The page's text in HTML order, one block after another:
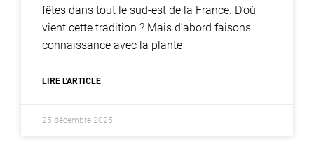
fêtes dans tout le sud-est de la France. D’où
vient cette tradition ? Mais d’abord faisons
connaissance avec la plante
LIRE L'ARTICLE
25 décembre 2025